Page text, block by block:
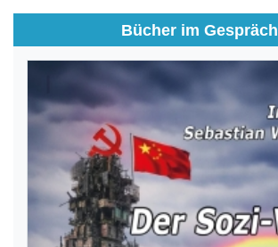
Bücher im Gespräch